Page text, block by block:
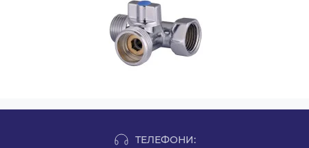
ТЕЛЕФОНИ: